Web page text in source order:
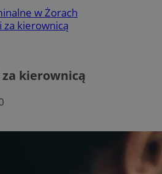
w Żorach
za kierownicą
za kierownicą